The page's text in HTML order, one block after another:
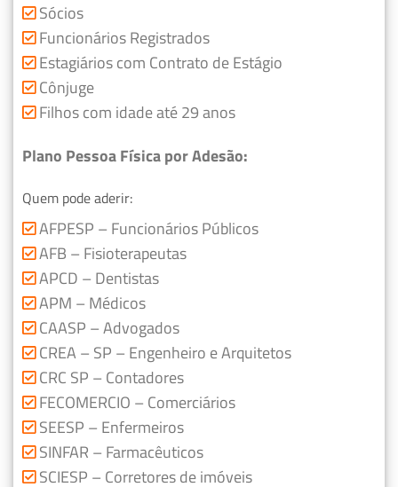
Sócios
Funcionários Registrados
Estagiários com Contrato de Estágio
Cônjuge
Filhos com idade até 29 anos
Plano Pessoa Física por Adesão:
Quem pode aderir:
AFPESP – Funcionários Públicos
AFB – Fisioterapeutas
APCD – Dentistas
APM – Médicos
CAASP – Advogados
CREA – SP – Engenheiro e Arquitetos
CRC SP – Contadores
FECOMERCIO – Comerciários
SEESP – Enfermeiros
SINFAR – Farmacêuticos
SCIESP – Corretores de imóveis